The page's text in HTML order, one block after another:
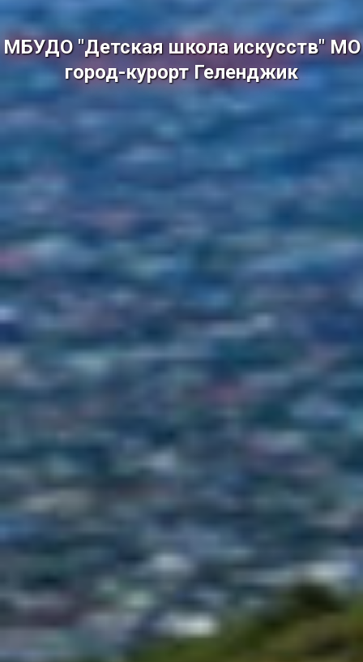
МБУДО "Детская школа искусств" МО
город-курорт Геленджик